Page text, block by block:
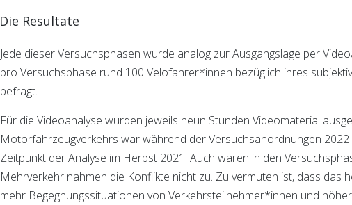
Die Resultate
Jede dieser Versuchsphasen wurde analog zur Ausgangslage per
pro Versuchsphase rund 100 Velofahrer*innen bezüglich ihres
befragt.
Für die Videoanalyse wurden jeweils neun Stunden Videomaterial
Motorfahrzeugverkehrs war während der Versuchsanordnungen
Zeitpunkt der Analyse im Herbst 2021. Auch waren in den
Mehrverkehr nahmen die Konflikte nicht zu. Zu vermuten ist, dass das
mehr Begegnungssituationen von Verkehrsteilnehmer*innen und